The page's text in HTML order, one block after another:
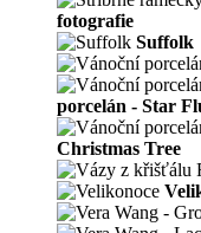
fotografie
Suffolk
porcelán - Star
Christmas Tree